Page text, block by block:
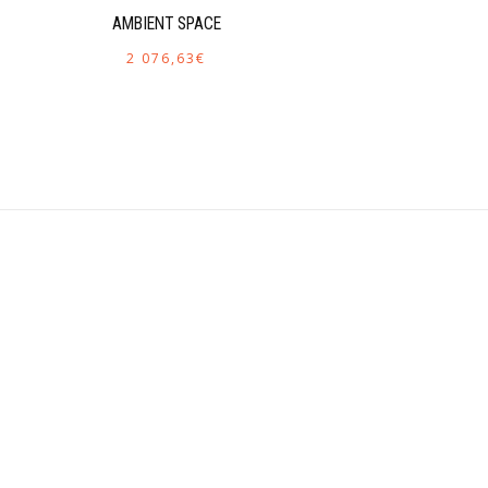
AMBIENT SPACE
2 076,63€